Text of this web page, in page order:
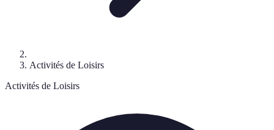
Activités de Loisirs
Activités de Loisirs